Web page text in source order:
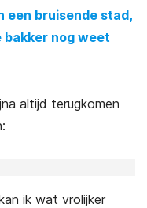
een bruisende stad,
bakker nog weet
altijd terugkomen
ik wat vrolijker